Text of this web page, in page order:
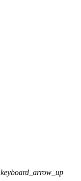
keyboard_arrow_up